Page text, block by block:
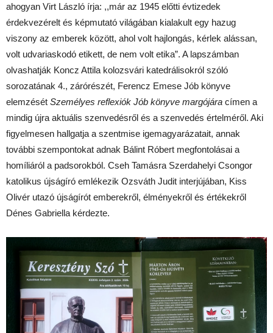
ahogyan Virt László írja: ,,már az 1945 előtti évtizedek
érdekvezérelt és képmutató világában kialakult egy hazug
viszony az emberek között, ahol volt hajlongás, kérlek alássan,
volt udvariaskodó etikett, de nem volt etika”. A lapszámban
olvashatják Koncz Attila kolozsvári katedrálisokról szóló
sorozatának 4., zárórészét, Ferencz Emese Jób könyve
elemzését Személyes reflexiók Jób könyve margójára címen a
mindig újra aktuális szenvedésről és a szenvedés értelméről. Aki
figyelmesen hallgatja a szentmise igemagyarázatait, annak
további szempontokat adnak Bálint Róbert megfontolásai a
homíliáról a padsorokból. Cseh Tamásra Szerdahelyi Csongor
katolikus újságíró emlékezik Ozsváth Judit interjújában, Kiss
Olivér utazó újságírót emberekről, élményekről és értékekről
Dénes Gabriella kérdezte.